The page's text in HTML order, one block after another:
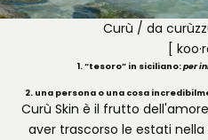
Curù / da
[
1. “tesoro” in siciliano:per
2. una persona o una cosa
Curù Skin è il frutto
aver trascorso le estati